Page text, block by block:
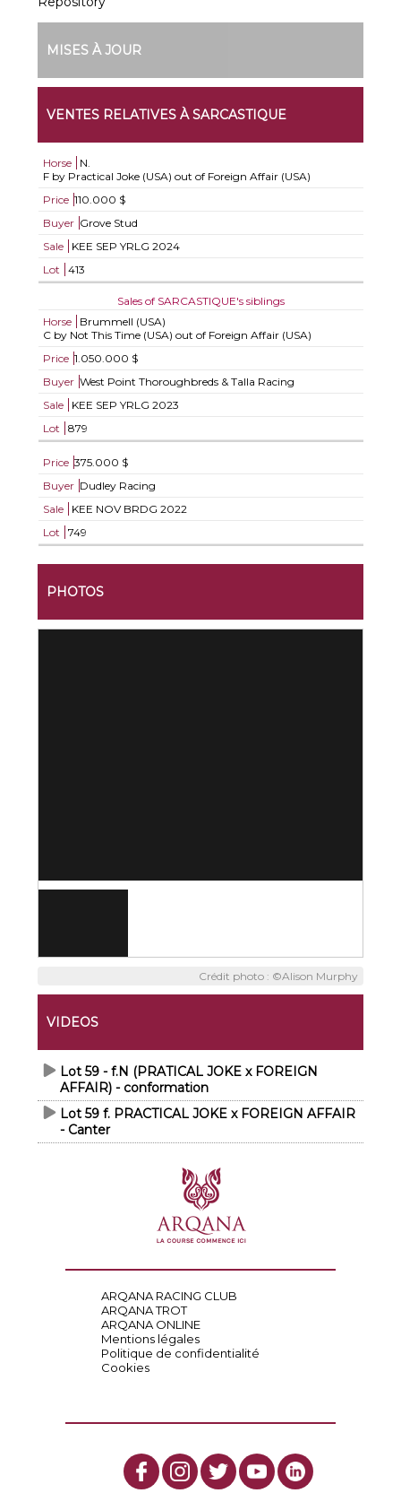
MISES À JOUR
VENTES RELATIVES À SARCASTIQUE
Horse
N.
F by Practical Joke (USA) out of Foreign Affair (USA)
Price 110.000 $
Buyer Grove Stud
Sale
KEE SEP YRLG 2024
Lot
413
Sales of SARCASTIQUE's siblings
Horse
Brummell (USA)
C by Not This Time (USA) out of Foreign Affair (USA)
Price 1.050.000 $
Buyer West Point Thoroughbreds & Talla Racing
Sale
KEE SEP YRLG 2023
Lot
879
Price 375.000 $
Buyer Dudley Racing
Sale
KEE NOV BRDG 2022
Lot
749
PHOTOS
Crédit photo : ©Alison Murphy
VIDEOS
Lot 59 - f.N (PRATICAL JOKE x FOREIGN
AFFAIR) - conformation
Lot 59 f. PRACTICAL JOKE x FOREIGN AFFAIR
- Canter
ARQANA RACING CLUB
ARQANA TROT
ARQANA ONLINE
Mentions légales
Politique de confidentialité
Cookies